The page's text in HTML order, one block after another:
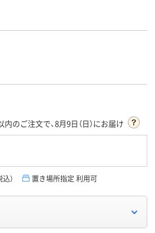
内のご注文で、8月9日（日）にお届け
込） 置き場所指定 利用可